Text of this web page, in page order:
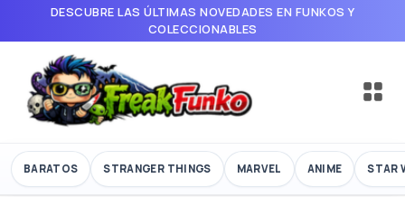
DESCUBRE LAS ÚLTIMAS NOVEDADES EN FUNKOS Y
COLECCIONABLES
BARATOS STRANGER THINGS MARVEL ANIME STAR